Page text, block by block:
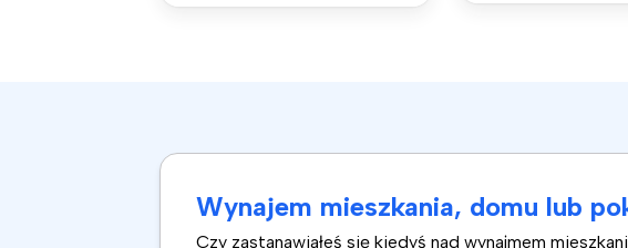
Wynajem mieszkania, domu lub
Czy zastanawiałeś się kiedyś nad wynajmem